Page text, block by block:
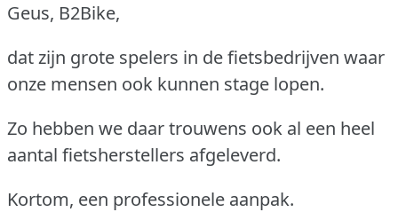
Geus, B2Bike,
dat zijn grote spelers in de fietsbedrijven waar
onze mensen ook kunnen stage lopen.
Zo hebben we daar trouwens ook al een heel
aantal fietsherstellers afgeleverd.
Kortom, een professionele aanpak.